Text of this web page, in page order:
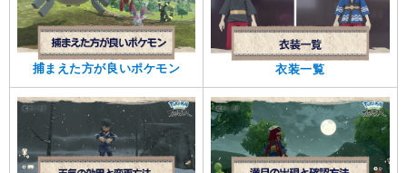
捕まえた方が良いポケモン 衣装一覧